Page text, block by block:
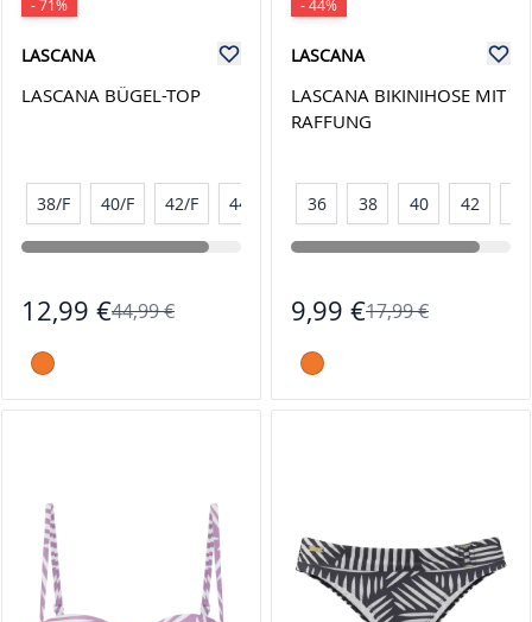
- 71%
LASCANA
LASCANA BÜGEL-TOP
38/F 40/F 42/F 44/F
12,99 €44,99 €
- 44%
LASCANA
LASCANA BIKINIHOSE MIT
RAFFUNG
36 38 40 42
9,99 €17,99 €